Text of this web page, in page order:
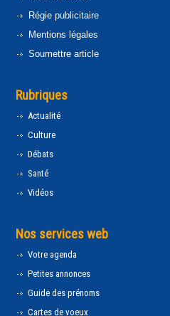
Régie publicitaire
Mentions légales
Soumettre article
Rubriques
Actualité
Culture
Débats
Santé
Vidéos
Nos services web
Votre agenda
Petites annonces
Guide des prénoms
Cartes de voeux